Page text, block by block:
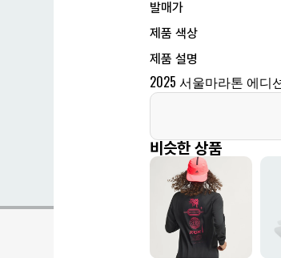
발매가
제품 색상
제품 설명
2025 서울마라톤 에디
비슷한 상품